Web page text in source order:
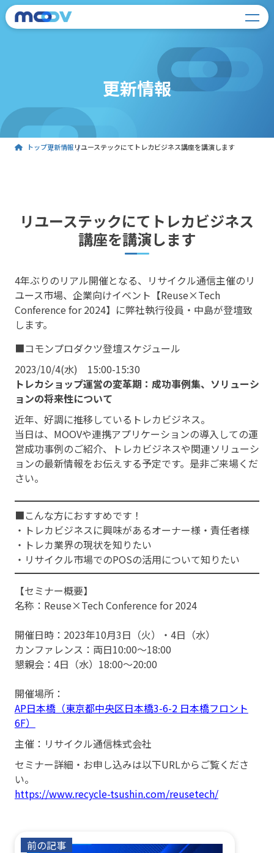
更新情報
トップ更新情報リユーステックにてトレカビジネス講座を講演します
リユーステックにてトレカビジネス
講座を講演します
4年ぶりのリアル開催となる、リサイクル通信主催のリ
ユース市場、企業向けイベント【Reuse×Tech
Conference for 2024】に弊社執行役員・中島が登壇致
します。
■コモンプロダクツ登壇スケジュール
2023/10/4(水) 15:00-15:30
トレカショップ運営の変革期：成功事例集、ソリューシ
ョンの将来性について
近年、好調に推移しているトレカビジネス。
当日は、MOOVや連携アプリケーションの導入しての運
営成功事例のご紹介、トレカビジネスや関連ソリューシ
ョンの最新情報をお伝えする予定です。是非ご来場くだ
さい。
■こんな方におすすめです！
・トレカビジネスに興味があるオーナー様・責任者様
・トレカ業界の現状を知りたい
・リサイクル市場でのPOSの活用について知りたい
【セミナー概要】
名称：Reuse×Tech Conference for 2024
開催日時：2023年10月3日（火）・4日（水）
カンファレンス：両日10:00〜18:00
懇親会：4日（水）18:00〜20:00
開催場所：
AP日本橋（東京都中央区日本橋3-6-2 日本橋フロント
6F）
主催：リサイクル通信株式会社
セミナー詳細・お申し込みは以下URLからご覧くださ
い。
https://www.recycle-tsushin.com/reusetech/
前の記事